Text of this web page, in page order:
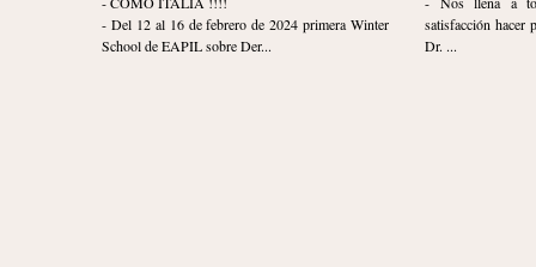
- Del 12 al 16 de febrero de 2024 primera Winter
School de EAPIL sobre Der...
satisfacción
Dr. ...